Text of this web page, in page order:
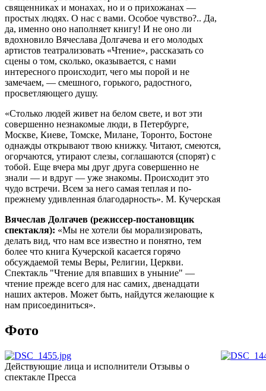
священниках и монахах, но и о прихожанах —
простых людях. О нас с вами. Особое чувство?.. Да,
да, именно оно наполняет книгу! И не оно ли
вдохновило Вячеслава Долгачева и его молодых
артистов театрализовать «Чтение», рассказать со
сцены о том, сколько, оказывается, с нами
интересного происходит, чего мы порой и не
замечаем, — смешного, горького, радостного,
просветляющего душу.
«Столько людей живет на белом свете, и вот эти
совершенно незнакомые люди, в Петербурге,
Москве, Киеве, Томске, Милане, Торонто, Бостоне
однажды открывают твою книжку. Читают, смеются,
огорчаются, утирают слезы, соглашаются (спорят) с
тобой. Еще вчера мы друг друга совершенно не
знали — и вдруг — уже знакомы. Происходит это
чудо встречи. Всем за него самая теплая и по-
прежнему удивленная благодарность». М. Кучерская
Вячеслав Долгачев (режиссер-постановщик
спектакля): «Мы не хотели бы морализировать,
делать вид, что нам все известно и понятно, тем
более что книга Кучерской касается горячо
обсуждаемой темы Веры, Религии, Церкви.
Спектакль "Чтение для впавших в уныние" —
чтение прежде всего для нас самих, двенадцати
наших актеров. Может быть, найдутся желающие к
нам присоединиться».
Фото
Действующие лица и исполнители Отзывы о
спектакле Пресса